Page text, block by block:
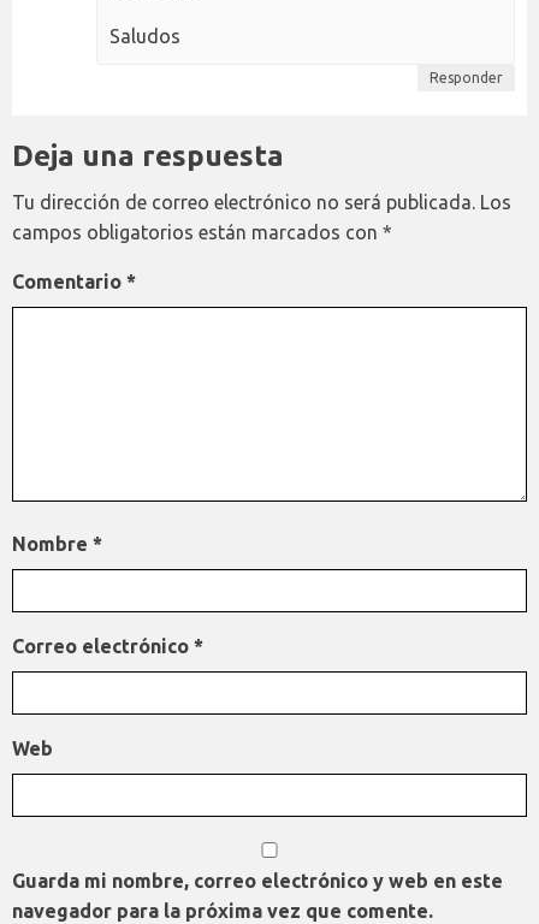
Saludos
Responder
Deja una respuesta
Tu dirección de correo electrónico no será publicada. Los
campos obligatorios están marcados con *
Comentario *
Nombre *
Correo electrónico *
Web
Guarda mi nombre, correo electrónico y web en este
navegador para la próxima vez que comente.